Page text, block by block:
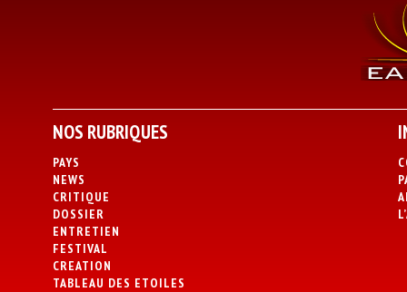
NOS RUBRIQUES
PAYS
NEWS
CRITIQUE
DOSSIER
ENTRETIEN
FESTIVAL
CREATION
TABLEAU DES ETOILES